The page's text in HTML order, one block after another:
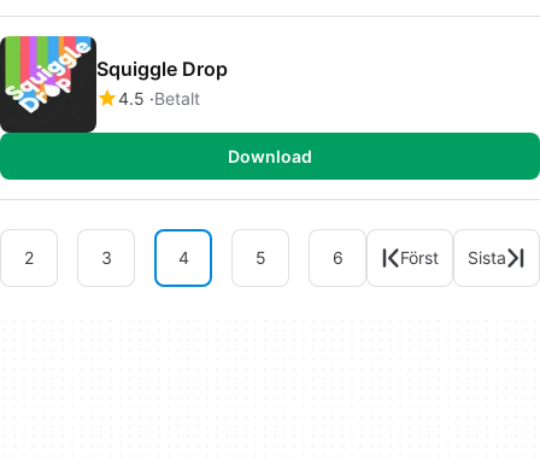
Squiggle Drop
4.5 Betalt
Download
2 3 4 5 6 Först Sista